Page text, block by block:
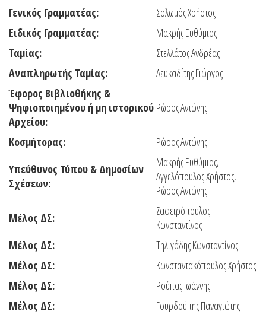
Γενικός Γραμματέας:
Σολωμός Χρήστος
Ειδικός Γραμματέας:
Μακρής Ευθύμιος
Ταμίας:
Στελλάτος Ανδρέας
Αναπληρωτής Ταμίας:
Λευκαδίτης Γιώργος
Έφορος Βιβλιοθήκης &
Ψηφιοποιημένου ή μη ιστορικού
Αρχείου:
Ρώρος Αντώνης
Κοσμήτορας:
Ρώρος Αντώνης
Υπεύθυνος Τύπου & Δημοσίων
Σχέσεων:
Μακρής Ευθύμιος,
Αγγελόπουλος Χρήστος,
Ρώρος Αντώνης
Μέλος ΔΣ:
Ζαφειρόπουλος
Κωνσταντίνος
Μέλος ΔΣ:
Τηλιγάδης Κωνσταντίνος
Μέλος ΔΣ:
Κωνσταντακόπουλος Χρήστος
Μέλος ΔΣ:
Ρούπας Ιωάννης
Μέλος ΔΣ:
Γουρδούπης Παναγιώτης